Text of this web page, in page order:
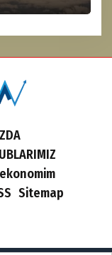
ekonomim
Sitemap